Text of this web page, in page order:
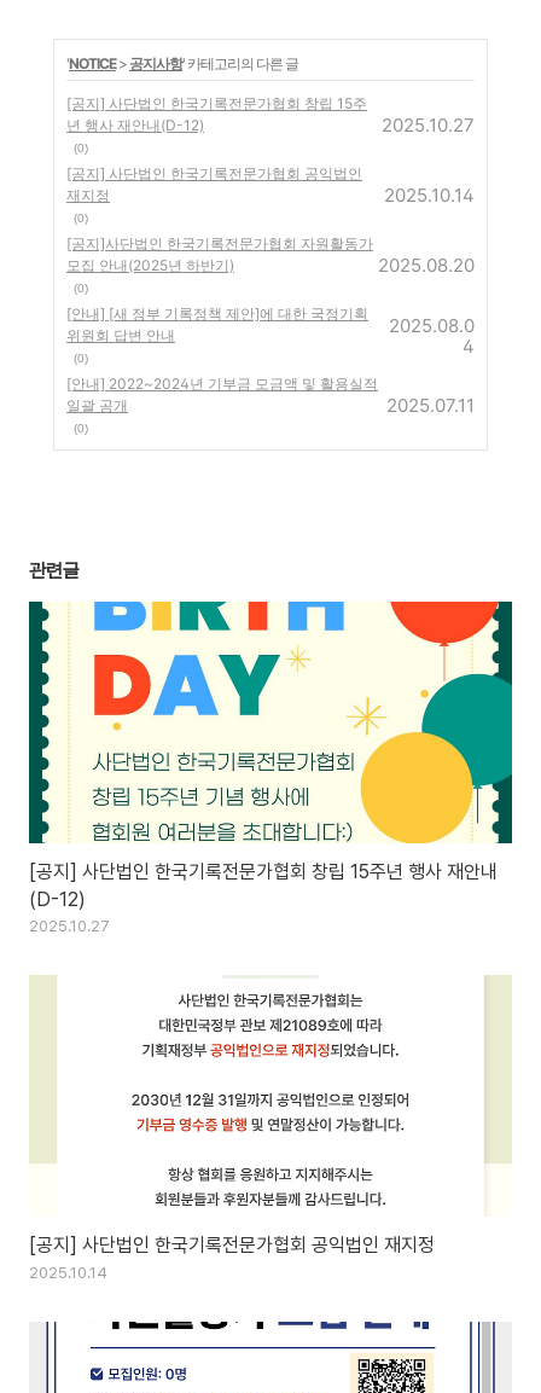
'NOTICE> 공지사항' 카테고리의 다른 글
[공지] 사단법인 한국기록전문가협회 창립 15주
년 행사 재안내(D-12)
(0)
2025.10.27
[공지] 사단법인 한국기록전문가협회 공익법인
재지정
(0)
2025.10.14
[공지]사단법인 한국기록전문가협회 자원활동가
모집 안내(2025년 하반기)
(0)
2025.08.20
[안내] [새 정부 기록정책 제안]에 대한 국정기획
위원회 답변 안내
(0)
2025.08.0
4
[안내] 2022~2024년 기부금 모금액 및 활용실적
일괄 공개
(0)
2025.07.11
관련글
[공지] 사단법인 한국기록전문가협회 창립 15주년 행사 재안내
(D-12)
2025.10.27
[공지] 사단법인 한국기록전문가협회 공익법인 재지정
2025.10.14